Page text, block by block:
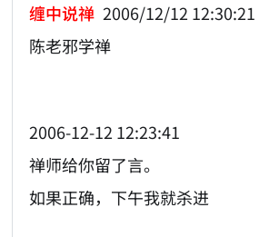
缠中说禅 2006/12/12 12:30:21
陈老邪学禅
2006-12-12 12:23:41
禅师给你留了言。
如果正确，下午我就杀进